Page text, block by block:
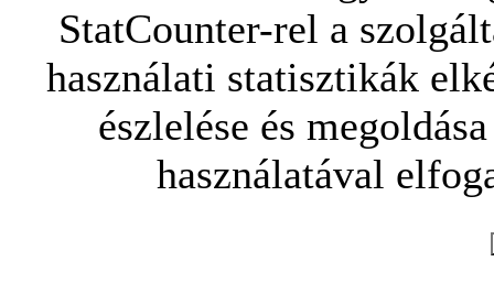
StatCounter-rel a
használati statisztikák
észlelése és
használatával